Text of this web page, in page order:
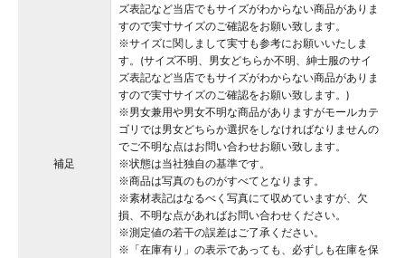
補足
ズ表記など当店でもサイズがわからない商品がありま
すので実寸サイズのご確認をお願い致します。
※サイズに関しまして実寸も参考にお願いいたしま
す。(サイズ不明、男女どちらか不明、紳士服のサイ
ズ表記など当店でもサイズがわからない商品がありま
すので実寸サイズのご確認をお願い致します。)
※男女兼用や男女不明な商品がありますがモールカテ
ゴリでは男女どちらか選択をしなければなりませんの
でご不明な点はお問い合わせお願い致します。
※状態は当社独自の基準です。
※商品は写真のものがすべてとなります。
※素材表記はなるべく写真にて収めていますが、欠
損、不明な点があればお問い合わせください。
※測定値の若干の誤差はご了承ください。
※「在庫有り」の表示であっても、必ずしも在庫を保